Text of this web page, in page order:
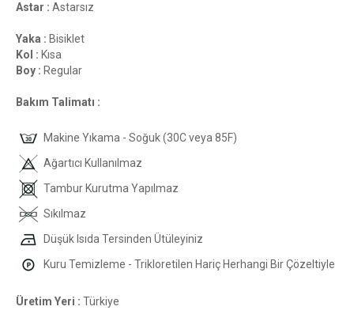
Astar : Astarsız
Yaka : Bisiklet
Kol : Kısa
Boy : Regular
Bakım Talimatı :
Makine Yıkama - Soğuk (30C veya 85F)
Ağartıcı Kullanılmaz
Tambur Kurutma Yapılmaz
Sıkılmaz
Düşük Isıda Tersinden Ütüleyiniz
Kuru Temizleme - Trikloretilen Hariç Herhangi Bir Çözeltiyle
Üretim Yeri : Türkiye